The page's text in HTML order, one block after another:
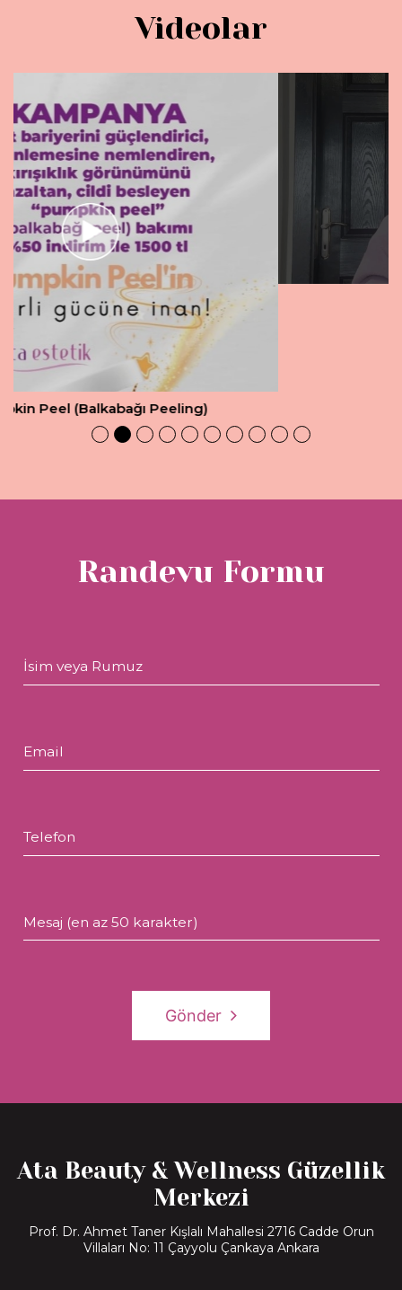
Videolar
Heykeltraş Zayıflama
Randevu Formu
İsim veya Rumuz
Email
Telefon
Mesaj (en az 50 karakter)
Gönder
Ata Beauty & Wellness Güzellik
Merkezi
Prof. Dr. Ahmet Taner Kışlalı Mahallesi 2716 Cadde Orun
Villaları No: 11 Çayyolu Çankaya Ankara